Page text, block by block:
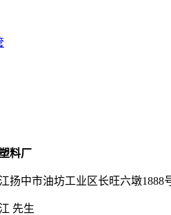
料厂
扬中市油坊工业区长旺六墩1888
先生